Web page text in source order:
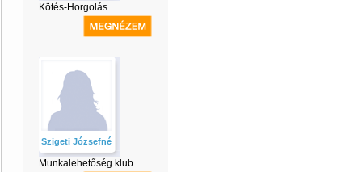
Kötés-Horgolás
Szigeti Józsefné
Munkalehetőség klub